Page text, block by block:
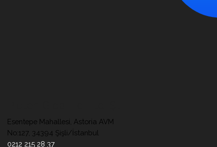
Esentepe Mahallesi, Astoria AVM
No:127, 34394 Şişli/İstanbul
0212 215 28 37